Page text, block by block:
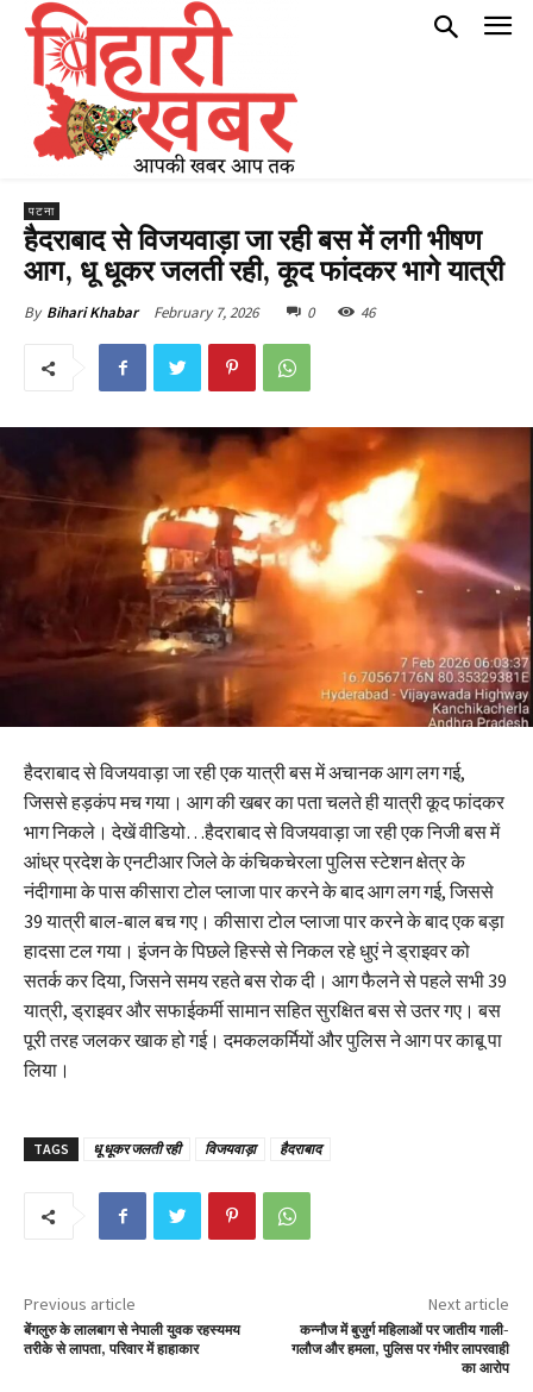
पटना
हैदराबाद से विजयवाड़ा जा रही बस में लगी भीषण
आग, धू धूकर जलती रही, कूद फांदकर भागे यात्री
By Bihari Khabar February 7, 2026 0 46
हैदराबाद से विजयवाड़ा जा रही एक यात्री बस में अचानक आग लग गई,
जिससे हड़कंप मच गया। आग की खबर का पता चलते ही यात्री कूद फांदकर
भाग निकले। देखें वीडियो…हैदराबाद से विजयवाड़ा जा रही एक निजी बस में
आंध्र प्रदेश के एनटीआर जिले के कंचिकचेरला पुलिस स्टेशन क्षेत्र के
नंदीगामा के पास कीसारा टोल प्लाजा पार करने के बाद आग लग गई, जिससे
39 यात्री बाल-बाल बच गए। कीसारा टोल प्लाजा पार करने के बाद एक बड़ा
हादसा टल गया। इंजन के पिछले हिस्से से निकल रहे धुएं ने ड्राइवर को
सतर्क कर दिया, जिसने समय रहते बस रोक दी। आग फैलने से पहले सभी 39
यात्री, ड्राइवर और सफाईकर्मी सामान सहित सुरक्षित बस से उतर गए। बस
पूरी तरह जलकर खाक हो गई। दमकलकर्मियों और पुलिस ने आग पर काबू पा
लिया।
TAGS धू धूकर जलती रही विजयवाड़ा हैदराबाद
Previous article
बेंगलुरु के लालबाग से नेपाली युवक रहस्यमय
तरीके से लापता, परिवार में हाहाकार
Next article
कन्नौज में बुजुर्ग महिलाओं पर जातीय गाली-
गलौज और हमला, पुलिस पर गंभीर लापरवाही
का आरोप